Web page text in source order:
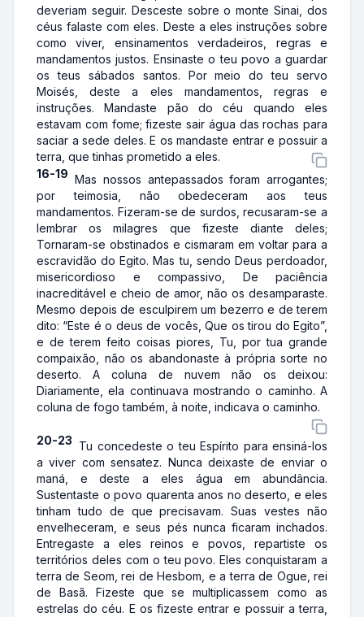
deveriam seguir. Desceste sobre o monte Sinai, dos
céus falaste com eles. Deste a eles instruções sobre
como viver, ensinamentos verdadeiros, regras e
mandamentos justos. Ensinaste o teu povo a guardar
os teus sábados santos. Por meio do teu servo
Moisés, deste a eles mandamentos, regras e
instruções. Mandaste pão do céu quando eles
estavam com fome; fizeste sair água das rochas para
saciar a sede deles. E os mandaste entrar e possuir a
terra, que tinhas prometido a eles.
16-19 Mas nossos antepassados foram arrogantes;
por teimosia, não obedeceram aos teus
mandamentos. Fizeram-se de surdos, recusaram-se a
lembrar os milagres que fizeste diante deles;
Tornaram-se obstinados e cismaram em voltar para a
escravidão do Egito. Mas tu, sendo Deus perdoador,
misericordioso e compassivo, De paciência
inacreditável e cheio de amor, não os desamparaste.
Mesmo depois de esculpirem um bezerro e de terem
dito: “Este é o deus de vocês, Que os tirou do Egito”,
e de terem feito coisas piores, Tu, por tua grande
compaixão, não os abandonaste à própria sorte no
deserto. A coluna de nuvem não os deixou:
Diariamente, ela continuava mostrando o caminho. A
coluna de fogo também, à noite, indicava o caminho.
20-23 Tu concedeste o teu Espírito para ensiná-los
a viver com sensatez. Nunca deixaste de enviar o
maná, e deste a eles água em abundância.
Sustentaste o povo quarenta anos no deserto, e eles
tinham tudo de que precisavam. Suas vestes não
envelheceram, e seus pés nunca ficaram inchados.
Entregaste a eles reinos e povos, repartiste os
territórios deles com o teu povo. Eles conquistaram a
terra de Seom, rei de Hesbom, e a terra de Ogue, rei
de Basã. Fizeste que se multiplicassem como as
estrelas do céu. E os fizeste entrar e possuir a terra,